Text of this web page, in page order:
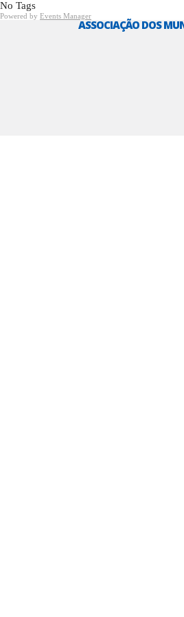
ASSOCIAÇÃO DOS
No Tags
Powered by Events Manager